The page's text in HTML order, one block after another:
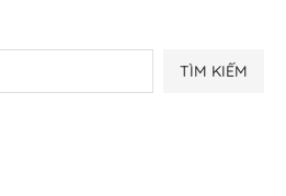
TÌM KIẾM